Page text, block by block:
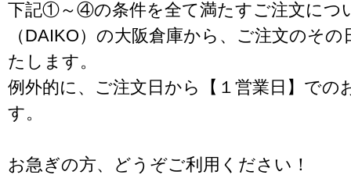
下記①～④の条件を全て満たすご注文につ
（DAIKO）の大阪倉庫から、ご注文のそ
たします。
例外的に、ご注文日から【１営業日】での
す。
お急ぎの方、どうぞご利用ください！